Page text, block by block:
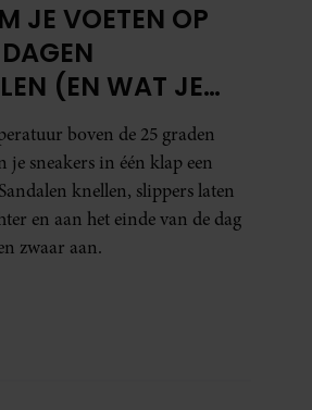
JE VOETEN OP
(EN WAT JE
DOEN)
boven de 25 graden
sneakers in één klap een
knellen, slippers laten
en aan het einde van de dag
zwaar aan.